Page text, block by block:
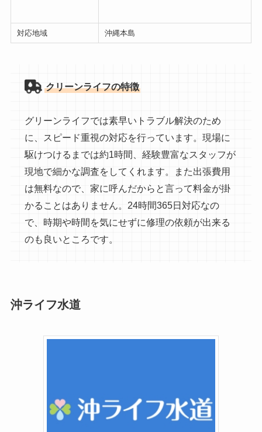
対応地域 沖縄本島
クリーンライフの特徴
グリーンライフでは素早いトラブル解決のため
に、スピード重視の対応を行っています。現場に
駆けつけるまでは約1時間、経験豊富なスタッフが
現地で細かな調査をしてくれます。また出張費用
は無料なので、家に呼んだからと言って料金が掛
かることはありません。24時間365日対応なの
で、時期や時間を気にせずに修理の依頼が出来る
のも良いところです。
沖ライフ水道